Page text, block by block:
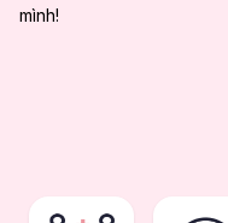
mình!